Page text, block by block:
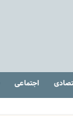
اجتماعی